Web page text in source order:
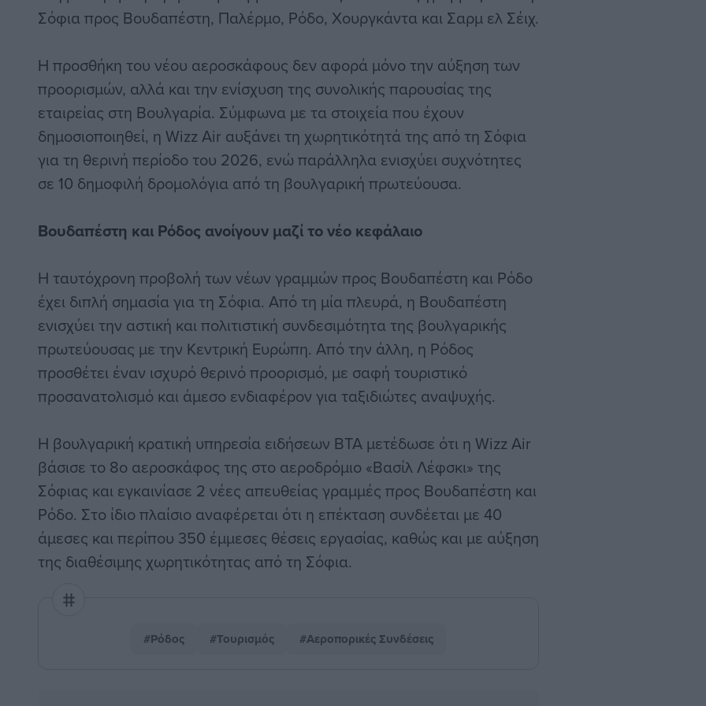
Σόφια προς Βουδαπέστη, Παλέρμο, Ρόδο, Χουργκάντα και Σαρμ ελ Σέιχ.
Η προσθήκη του νέου αεροσκάφους δεν αφορά μόνο την αύξηση των
προορισμών, αλλά και την ενίσχυση της συνολικής παρουσίας της
εταιρείας στη Βουλγαρία. Σύμφωνα με τα στοιχεία που έχουν
δημοσιοποιηθεί, η Wizz Air αυξάνει τη χωρητικότητά της από τη Σόφια
για τη θερινή περίοδο του 2026, ενώ παράλληλα ενισχύει συχνότητες
σε 10 δημοφιλή δρομολόγια από τη βουλγαρική πρωτεύουσα.
Βουδαπέστη και Ρόδος ανοίγουν μαζί το νέο κεφάλαιο
Η ταυτόχρονη προβολή των νέων γραμμών προς Βουδαπέστη και Ρόδο
έχει διπλή σημασία για τη Σόφια. Από τη μία πλευρά, η Βουδαπέστη
ενισχύει την αστική και πολιτιστική συνδεσιμότητα της βουλγαρικής
πρωτεύουσας με την Κεντρική Ευρώπη. Από την άλλη, η Ρόδος
προσθέτει έναν ισχυρό θερινό προορισμό, με σαφή τουριστικό
προσανατολισμό και άμεσο ενδιαφέρον για ταξιδιώτες αναψυχής.
Η βουλγαρική κρατική υπηρεσία ειδήσεων BTA μετέδωσε ότι η Wizz Air
βάσισε το 8ο αεροσκάφος της στο αεροδρόμιο «Βασίλ Λέφσκι» της
Σόφιας και εγκαινίασε 2 νέες απευθείας γραμμές προς Βουδαπέστη και
Ρόδο. Στο ίδιο πλαίσιο αναφέρεται ότι η επέκταση συνδέεται με 40
άμεσες και περίπου 350 έμμεσες θέσεις εργασίας, καθώς και με αύξηση
της διαθέσιμης χωρητικότητας από τη Σόφια.
#Ρόδος #Τουρισμός #Αεροπορικές Συνδέσεις